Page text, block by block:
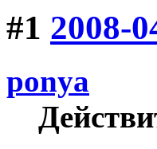
#1 2008-
ponya